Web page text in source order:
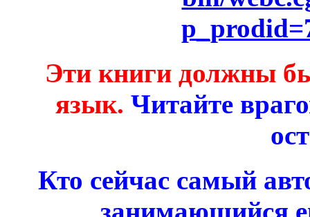
Эти книги должны
язык. Читайте
Кто сейчас самый